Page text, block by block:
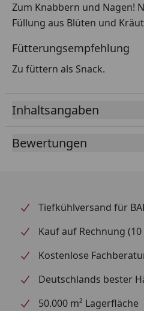
Zum Knabbern und Nagen!
Füllung aus Blüten und
Fütterungsempfehlung
Zu füttern als Snack.
Inhaltsangaben
Bewertungen
Tiefkühlversand für
Kauf auf Rechnung
Kostenlose
Deutschlands bester
50.000 m² Lagerfläche